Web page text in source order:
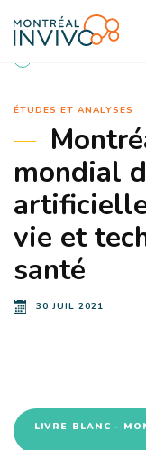
ÉTUDES ET ANALYSES
mondial
vie et
santé
30 JUIL 2021
LIVRE BLANC -